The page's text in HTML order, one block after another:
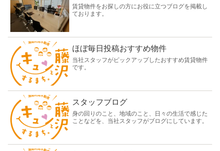
賃貸物件をお探しの方にお役に立つブログを掲載し
ております。
ほぼ毎日投稿おすすめ物件
当社スタッフがピックアップしたおすすめ賃貸物件
です。
スタッフブログ
身の回りのこと、地域のこと、日々の生活で感じた
ことなどを、当社スタッフがブログにしています。